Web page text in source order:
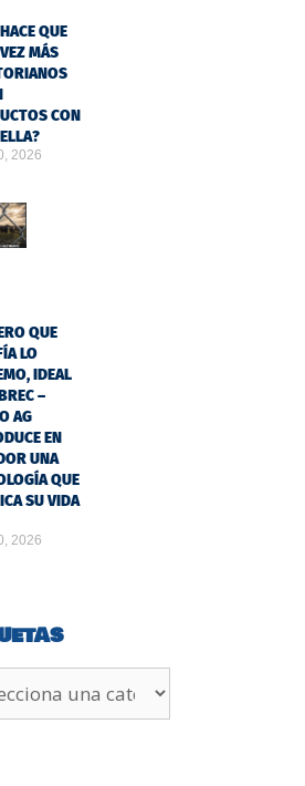
QUE
MÁS
CON
2026
QUE
LO
IDEAL
–
AG
EN
UNA
QUE
SU VIDA
2026